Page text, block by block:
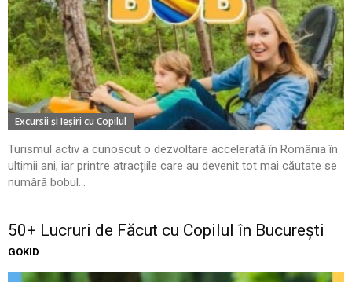
Excursii şi Ieşiri cu Copilul
Turismul activ a cunoscut o dezvoltare accelerată în România în
ultimii ani, iar printre atracțiile care au devenit tot mai căutate se
numără bobul...
50+ Lucruri de Făcut cu Copilul în București
GOKID